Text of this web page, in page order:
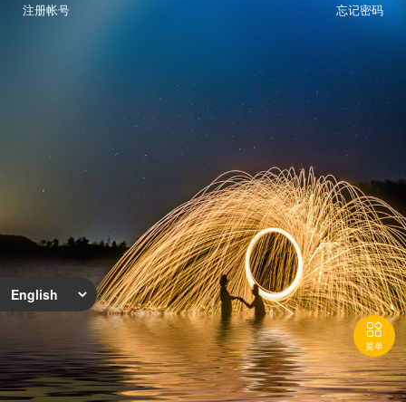
忘记密码
注册帐号

菜单